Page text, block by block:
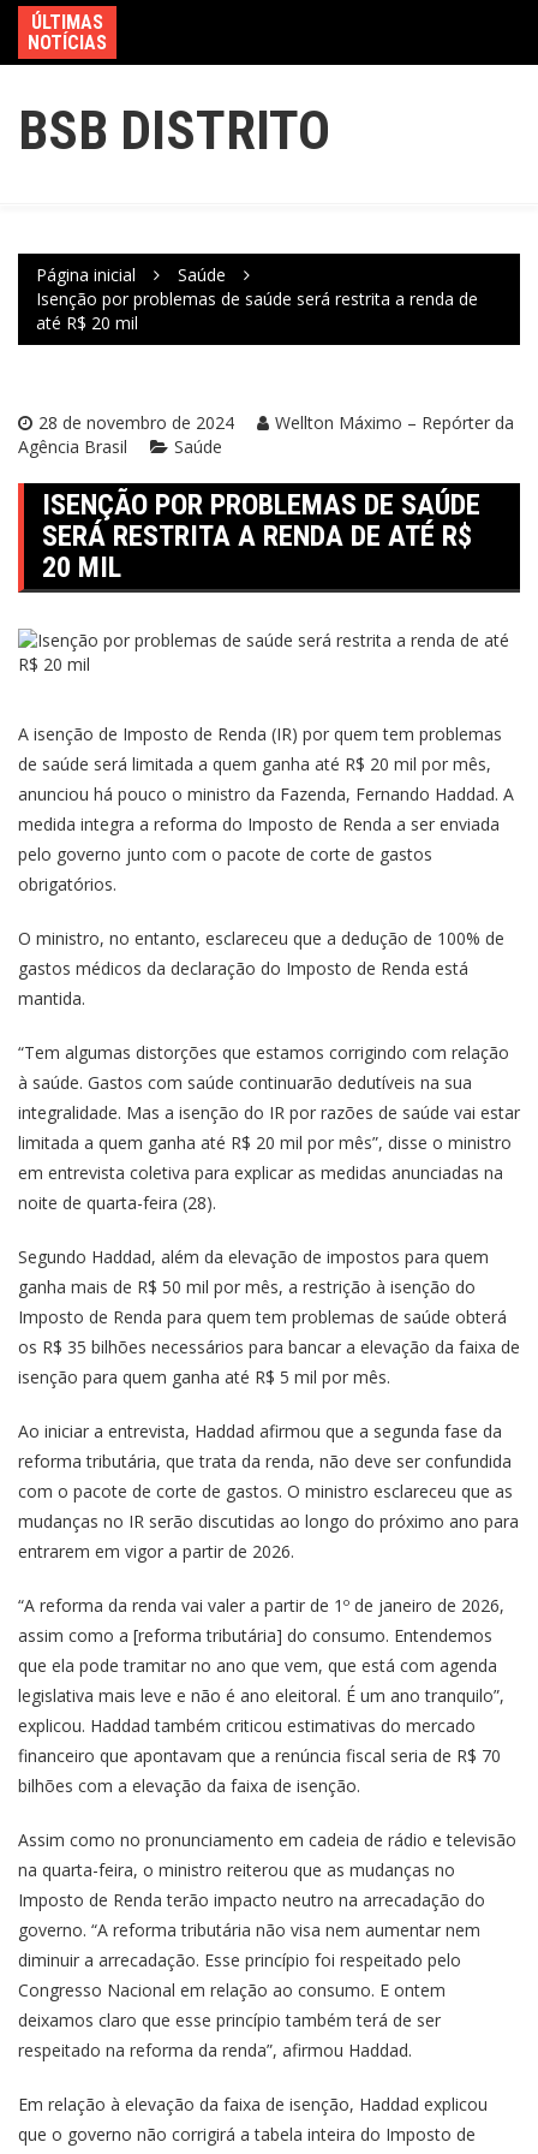
ÚLTIMAS
NOTÍCIAS
BSB DISTRITO
Página inicial
Saúde
Isenção por problemas de saúde será restrita a renda de
até R$ 20 mil
28 de novembro de 2024
Wellton Máximo – Repórter da
Agência Brasil
Saúde
ISENÇÃO POR PROBLEMAS DE SAÚDE
SERÁ RESTRITA A RENDA DE ATÉ R$
20 MIL
A isenção de Imposto de Renda (IR) por quem tem problemas
de saúde será limitada a quem ganha até R$ 20 mil por mês,
anunciou há pouco o ministro da Fazenda, Fernando Haddad. A
medida integra a reforma do Imposto de Renda a ser enviada
pelo governo junto com o pacote de corte de gastos
obrigatórios.
O ministro, no entanto, esclareceu que a dedução de 100% de
gastos médicos da declaração do Imposto de Renda está
mantida.
“Tem algumas distorções que estamos corrigindo com relação
à saúde. Gastos com saúde continuarão dedutíveis na sua
integralidade. Mas a isenção do IR por razões de saúde vai estar
limitada a quem ganha até R$ 20 mil por mês”, disse o ministro
em entrevista coletiva para explicar as medidas anunciadas na
noite de quarta-feira (28).
Segundo Haddad, além da elevação de impostos para quem
ganha mais de R$ 50 mil por mês, a restrição à isenção do
Imposto de Renda para quem tem problemas de saúde obterá
os R$ 35 bilhões necessários para bancar a elevação da faixa de
isenção para quem ganha até R$ 5 mil por mês.
Ao iniciar a entrevista, Haddad afirmou que a segunda fase da
reforma tributária, que trata da renda, não deve ser confundida
com o pacote de corte de gastos. O ministro esclareceu que as
mudanças no IR serão discutidas ao longo do próximo ano para
entrarem em vigor a partir de 2026.
“A reforma da renda vai valer a partir de 1º de janeiro de 2026,
assim como a [reforma tributária] do consumo. Entendemos
que ela pode tramitar no ano que vem, que está com agenda
legislativa mais leve e não é ano eleitoral. É um ano tranquilo”,
explicou. Haddad também criticou estimativas do mercado
financeiro que apontavam que a renúncia fiscal seria de R$ 70
bilhões com a elevação da faixa de isenção.
Assim como no pronunciamento em cadeia de rádio e televisão
na quarta-feira, o ministro reiterou que as mudanças no
Imposto de Renda terão impacto neutro na arrecadação do
governo. “A reforma tributária não visa nem aumentar nem
diminuir a arrecadação. Esse princípio foi respeitado pelo
Congresso Nacional em relação ao consumo. E ontem
deixamos claro que esse princípio também terá de ser
respeitado na reforma da renda”, afirmou Haddad.
Em relação à elevação da faixa de isenção, Haddad explicou
que o governo não corrigirá a tabela inteira do Imposto de